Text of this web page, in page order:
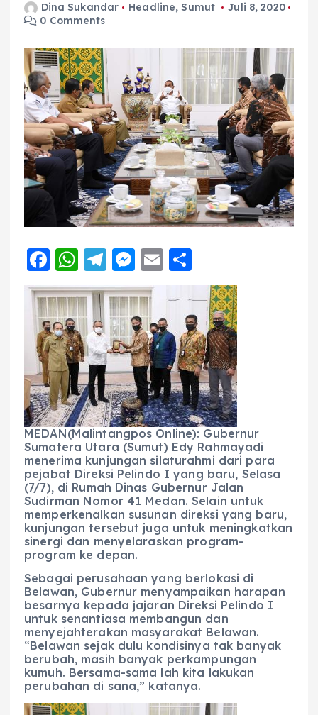
Dina Sukandar Headline,Sumut
Juli 8, 2020
0 Comments
F
a
c
e
b
o
o
k
W
h
a
ts
A
p
p
T
el
e
g
r
a
m
M
e
ss
e
n
g
er
E
ai
l
a
re
MEDAN(Malintangpos Online): Gubernur
Sumatera Utara (Sumut) Edy Rahmayadi
menerima kunjungan silaturahmi dari para
pejabat Direksi Pelindo I yang baru, Selasa
(7/7), di Rumah Dinas Gubernur Jalan
Sudirman Nomor 41 Medan. Selain untuk
memperkenalkan susunan direksi yang baru,
kunjungan tersebut juga untuk meningkatkan
sinergi dan menyelaraskan program-
program ke depan.
Sebagai perusahaan yang berlokasi di
Belawan, Gubernur menyampaikan harapan
besarnya kepada jajaran Direksi Pelindo I
untuk senantiasa membangun dan
menyejahterakan masyarakat Belawan.
“Belawan sejak dulu kondisinya tak banyak
berubah, masih banyak perkampungan
kumuh. Bersama-sama lah kita lakukan
perubahan di sana,” katanya.